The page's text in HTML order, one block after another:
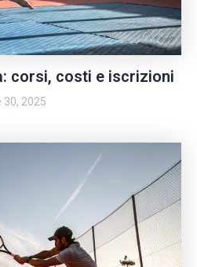
corsi, costi e iscrizioni
30, 2025